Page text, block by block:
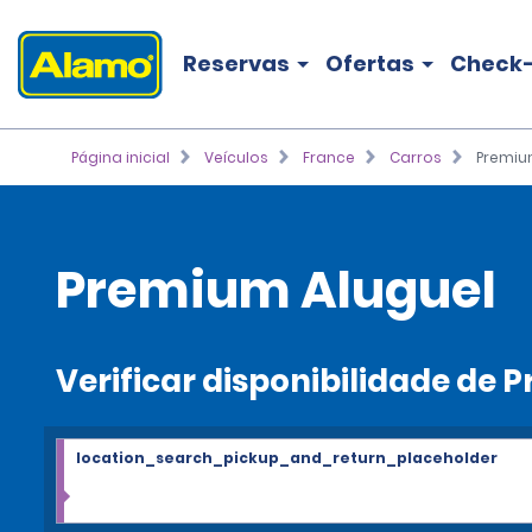
Reservas Ofertas
Página inicial Veículos France Carros
Premium Aluguel
Verificar disponibilidade de
location_search_pickup_and_return_placeholder